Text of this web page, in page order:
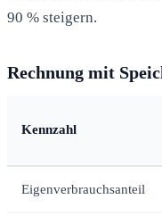
90 % steigern.
Rechnung mit
Kennzahl
Eigenverbrauchsanteil